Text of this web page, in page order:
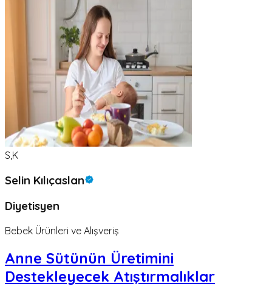
S,K
Selin Kılıçaslan
Diyetisyen
Bebek Ürünleri ve Alışveriş
Anne Sütünün Üretimini
Destekleyecek Atıştırmalıklar